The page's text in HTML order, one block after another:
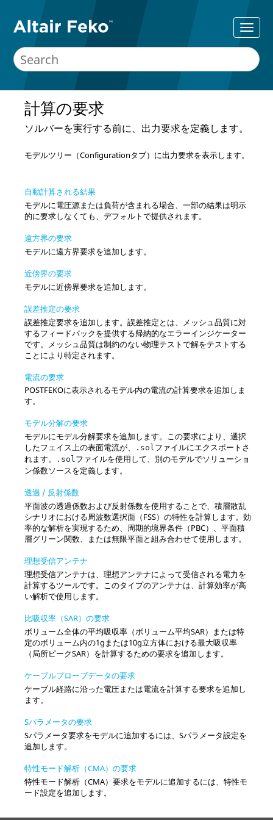
計算の要求
ソルバーを実行する前に、出力要求を定義します。
モデルツリー （Configurationタブ）に出力要求を表示します。
自動計算される結果
モデルに電圧源または負荷が含まれる場合、一部の結果は明示
的に要求しなくても、デフォルトで提供されます。
遠方界の要求
モデルに遠方界要求を追加します。
近傍界の要求
モデルに近傍界要求を追加します。
誤差推定の要求
誤差推定要求を追加します。誤差推定とは、メッシュ品質に対
するフィードバックを提供する帰納的なエラーインジケーター
です。メッシュ品質は制約のない物理テストで解をテストする
ことにより特定されます。
電流の要求
POSTFEKOに表示されるモデル内の電流の計算要求を追加しま
す。
モデル分解の要求
モデルにモデル分解要求を追加します。この要求により、選択
したフェイス上の表面電流が、
.solファイルにエクスポートさ
れます。
.solファイルを使用して、別のモデルでソリューショ
ン係数ソースを定義します。
透過 / 反射係数
平面波の透過係数および反射係数を使用することで、積層散乱
シナリオにおける周波数選択面（FSS）の特性を計算します。効
率的な解析を実現するため、周期的境界条件（PBC）、平面積
層グリーン関数、または無限平面と組み合わせて使用します。
理想受信アンテナ
理想受信アンテナは、理想アンテナによって受信される電力を
計算するツールです。このタイプのアンテナは、計算効率が高
い解析で使用します。
比吸収率（SAR）の要求
ボリューム全体の平均吸収率（ボリューム平均SAR）または特
定のボリューム内の1gまたは10g立方体における最大吸収率
（局所ピークSAR）を計算するための要求を追加します。
ケーブルプローブデータの要求
ケーブル経路に沿った電圧または電流を計算する要求を追加し
ます。
Sパラメータの要求
Sパラメータ要求をモデルに追加するには、Sパラメータ設定を
追加します。
特性モード解析（CMA）の要求
特性モード解析（CMA）要求をモデルに追加するには、特性モ
ード設定を追加します。